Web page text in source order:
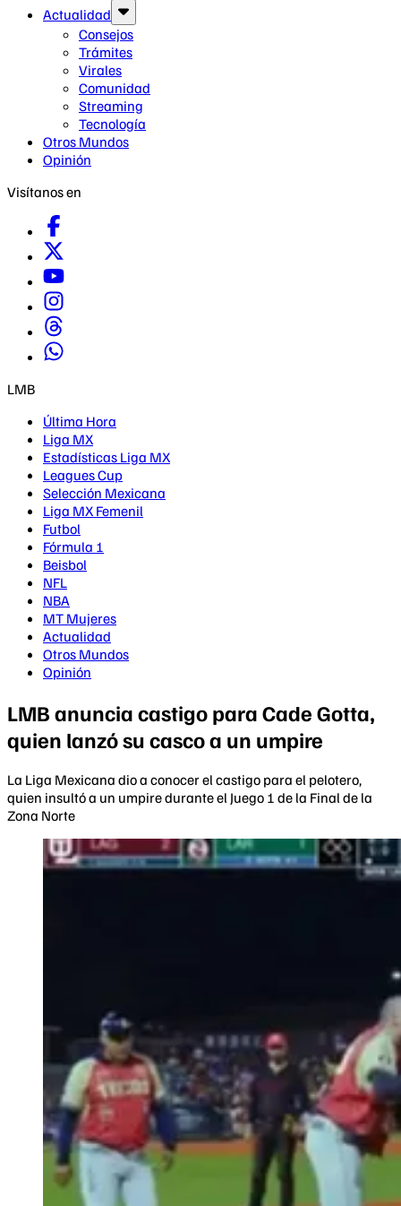
Actualidad
Consejos
Trámites
Virales
Comunidad
Streaming
Tecnología
Otros Mundos
Opinión
Visítanos en
LMB
Última Hora
Liga MX
Estadísticas Liga MX
Leagues Cup
Selección Mexicana
Liga MX Femenil
Futbol
Fórmula 1
Beisbol
NFL
NBA
MT Mujeres
Actualidad
Otros Mundos
Opinión
LMB anuncia castigo para Cade Gotta,
quien lanzó su casco a un umpire
La Liga Mexicana dio a conocer el castigo para el pelotero,
quien insultó a un umpire durante el Juego 1 de la Final de la
Zona Norte